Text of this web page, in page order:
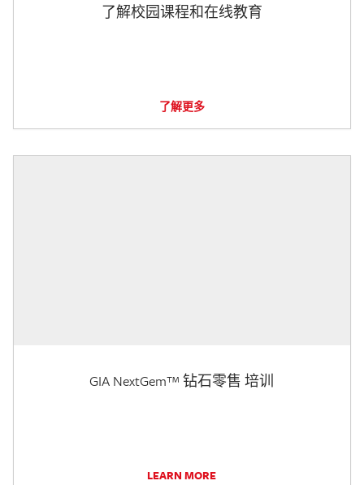
了解校园课程和在线教育
了解更多
GIA NextGem™ 钻石零售 培训
LEARN MORE